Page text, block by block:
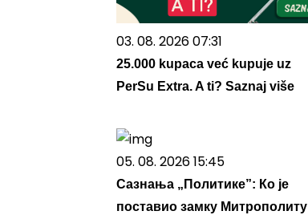
03. 08. 2026 07:31
25.000 kupaca već kupuje uz
PerSu Extra. A ti? Saznaj više
05. 08. 2026 15:45
Сазнања „Политике”: Ко је
поставио замку Митрополиту